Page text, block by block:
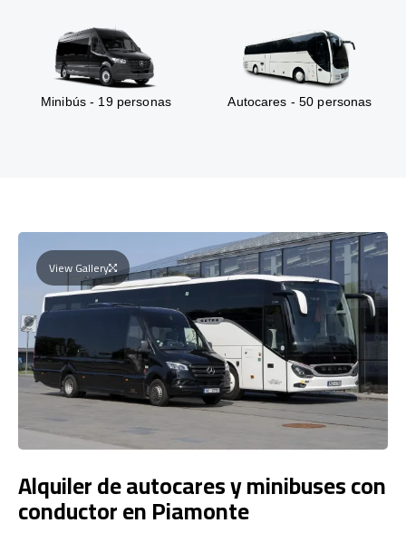
Minibús - 19 personas Autocares - 50 personas
View Gallery
Alquiler de autocares y minibuses con
conductor en Piamonte